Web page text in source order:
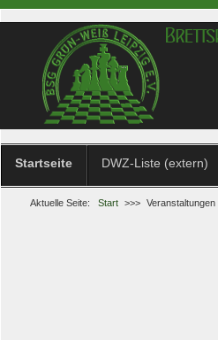
Startseite DWZ-Liste (extern)
Aktuelle Seite: Start >>> Veranstaltungen